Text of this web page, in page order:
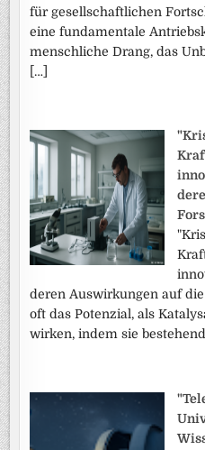
für gesellschaftlichen
eine fundamentale
menschliche Drang, das
[…]
deren Auswirkungen auf
oft das Potenzial, als
wirken, indem sie